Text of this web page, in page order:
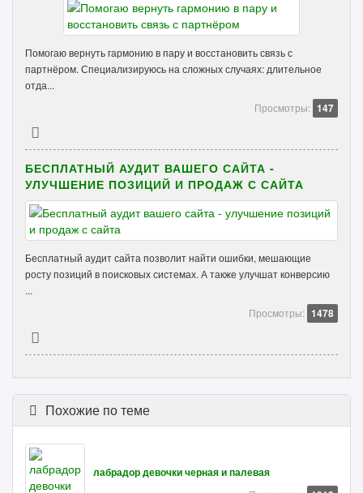
Помогаю вернуть гармонию в пару и восстановить связь с
партнёром. Специализируюсь на сложных случаях: длительное
отда...
Просмотры: 147
БЕСПЛАТНЫЙ АУДИТ ВАШЕГО САЙТА -
УЛУЧШЕНИЕ ПОЗИЦИЙ И ПРОДАЖ С САЙТА
Бесплатный аудит сайта позволит найти ошибки, мешающие
росту позиций в поисковых системах. А также улучшат конверсию
...
Просмотры: 1478
Похожие по теме
лабрадор девочки черная и палевая